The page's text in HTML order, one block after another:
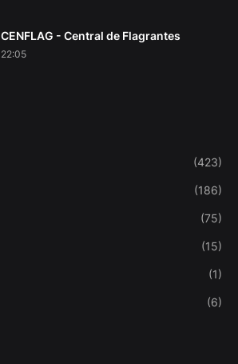
CENFLAG - Central de Flagrantes
22:05
(423)
(186)
(75)
(15)
(1)
(6)